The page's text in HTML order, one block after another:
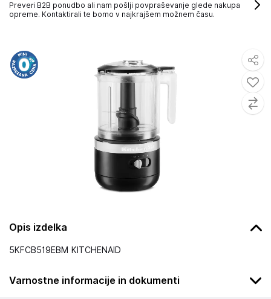
Opis izdelka
5KFCB519EBM KITCHENAID
Varnostne informacije in dokumenti
Preveri B2B ponudbo ali nam pošlji povpraševanje glede nakupa
opreme. Kontaktirali te bomo v najkrajšem možnem času.